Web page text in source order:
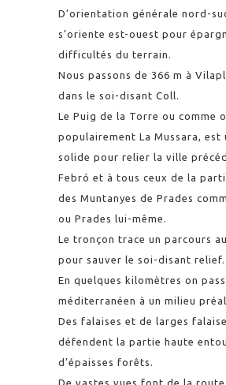
D’orientation générale nord-
s’oriente est-ouest pour
difficultés du terrain.
Nous passons de 366 m à
dans le soi-disant Coll.
Le Puig de la Torre ou comme
populairement La Mussara, est
solide pour relier la ville
Febró et à tous ceux de la
des Muntanyes de Prades
ou Prades lui-même.
Le tronçon trace un parcours
pour sauver le soi-disant relief.
En quelques kilomètres on
méditerranéen à un milieu
Des falaises et de larges
défendent la partie haute
d’épaisses forêts.
De vastes vues font de la